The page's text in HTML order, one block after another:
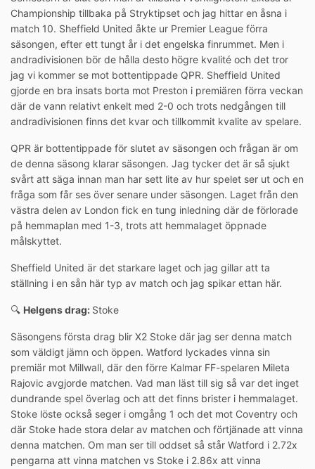
Championship tillbaka på Stryktipset och jag hittar en åsna i
match 10. Sheffield United åkte ur Premier League förra
säsongen, efter ett tungt år i det engelska finrummet. Men i
andradivisionen bör de hålla desto högre kvalité och det tror
jag vi kommer se mot bottentippade QPR. Sheffield United
gjorde en bra insats borta mot Preston i premiären förra veckan
där de vann relativt enkelt med 2-0 och trots nedgången till
andradivisionen finns det kvar och tillkommit kvalite av spelare.
QPR är bottentippade för slutet av säsongen och frågan är om
de denna säsong klarar säsongen. Jag tycker det är så sjukt
svårt att säga innan man har sett lite av hur spelet ser ut och en
fråga som får ses över senare under säsongen. Laget från den
västra delen av London fick en tung inledning där de förlorade
på hemmaplan med 1-3, trots att hemmalaget öppnade
målskyttet.
Sheffield United är det starkare laget och jag gillar att ta
ställning i en sån här typ av match och jag spikar ettan här.
🔍 Helgens drag: Stoke
Säsongens första drag blir X2 Stoke där jag ser denna match
som väldigt jämn och öppen. Watford lyckades vinna sin
premiär mot Millwall, där den förre Kalmar FF-spelaren Mileta
Rajovic avgjorde matchen. Vad man läst till sig så var det inget
dundrande spel överlag och att det finns brister i hemmalaget.
Stoke löste också seger i omgång 1 och det mot Coventry och
där Stoke hade stora delar av matchen och förtjänade att vinna
denna matchen. Om man ser till oddset så står Watford i 2.72x
pengarna att vinna matchen vs Stoke i 2.86x att vinna